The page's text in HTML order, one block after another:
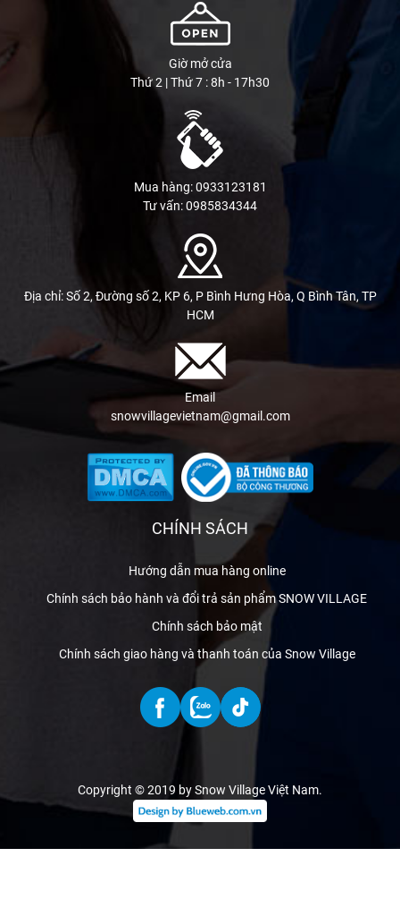
Giờ mở cửa
Thứ 2 | Thứ 7 : 8h - 17h30
Mua hàng: 0933123181
Tư vấn: 0985834344
Địa chỉ: Số 2, Đường số 2, KP 6, P Bình Hưng Hòa, Q Bình Tân, TP
HCM
Email
snowvillagevietnam@gmail.com
CHÍNH SÁCH
Hướng dẫn mua hàng online
Chính sách bảo hành và đổi trả sản phẩm SNOW VILLAGE
Chính sách bảo mật
Chính sách giao hàng và thanh toán của Snow Village
Copyright © 2019 by Snow Village Việt Nam.